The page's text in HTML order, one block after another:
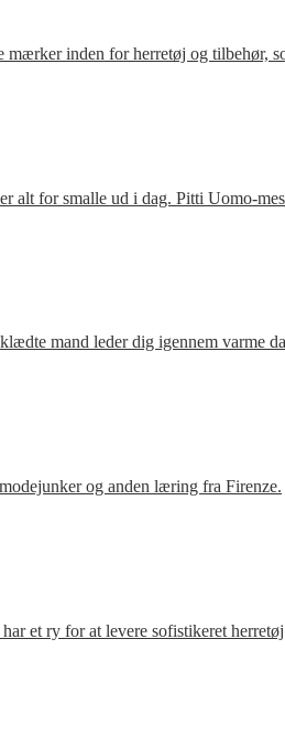
inden for herretøj og tilbehør,
alt for smalle ud i dag. Pitti Uomo-
mand leder dig igennem varme
og anden læring fra Firenze.
et ry for at levere sofistikeret